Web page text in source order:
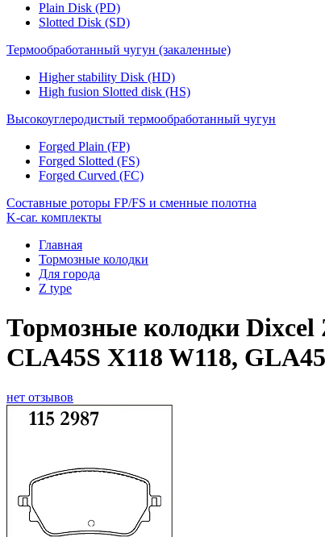
Plain Disk (PD)
Slotted Disk (SD)
Термообработанный чугун (закаленные)
Higher stability Disk (HD)
High fusion Slotted disk (HS)
Высокоуглеродистый термообработанный чугун
Forged Plain (FP)
Forged Slotted (FS)
Forged Curved (FC)
Составные роторы FP/FS и сменные полотна
K-car. комплекты
Главная
Тормозные колодки
Для города
Z type
Тормозные колодки Dixcel
CLA45S X118 W118,
нет отзывов